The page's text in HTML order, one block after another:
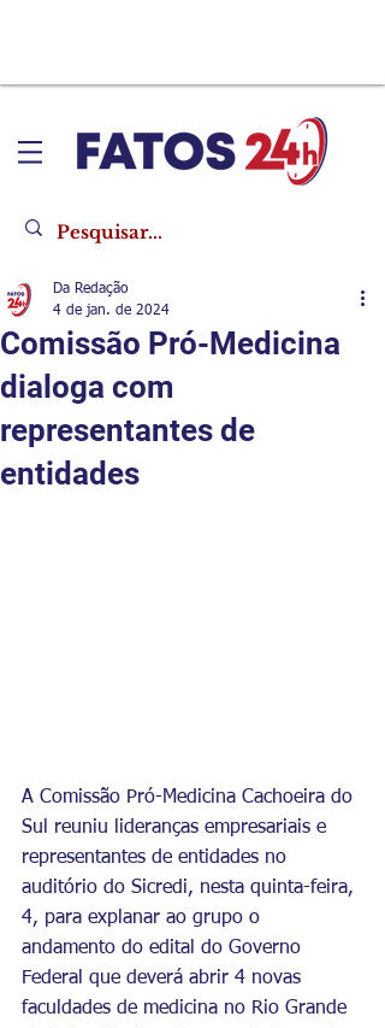
Comissão Pró-Medicina
dialoga com
representantes de
entidades
Da Redação
4 de jan. de 2024
A Comissão Pró-Medicina Cachoeira do
Sul reuniu lideranças empresariais e
representantes de entidades no
auditório do Sicredi, nesta quinta-feira,
4, para explanar ao grupo o
andamento do edital do Governo
Federal que deverá abrir 4 novas
faculdades de medicina no Rio Grande